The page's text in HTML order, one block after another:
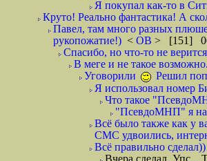
Я покупал как-то в
Круто! Реально фантастика! А
Павел, там много разных
рукопожатие!) < ОВ > [151]
Спасибо, но что-то не
В меге и не такое
Уговорили
Решил
Я использовал номер
Что такое
"ПсевдоМНП" я
Всё было также как у
СМС удвоились,
Всё правильно
Вчера сделал. Упс...